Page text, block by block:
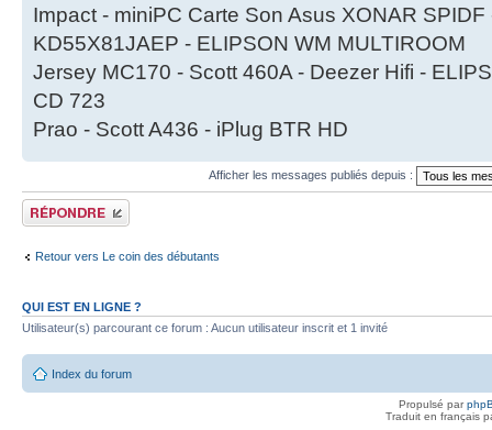
Impact - miniPC Carte Son Asus XONAR
KD55X81JAEP - ELIPSON WM MULTIROOM
Jersey MC170 - Scott 460A - Deezer Hifi -
CD 723
Prao - Scott A436 - iPlug BTR HD
Afficher les messages publiés depuis :
Publier une réponse
Retour vers Le coin des débutants
QUI EST EN LIGNE ?
Utilisateur(s) parcourant ce forum : Aucun utilisateur inscrit et 1 invité
Index du forum
Propulsé par
Traduit en français